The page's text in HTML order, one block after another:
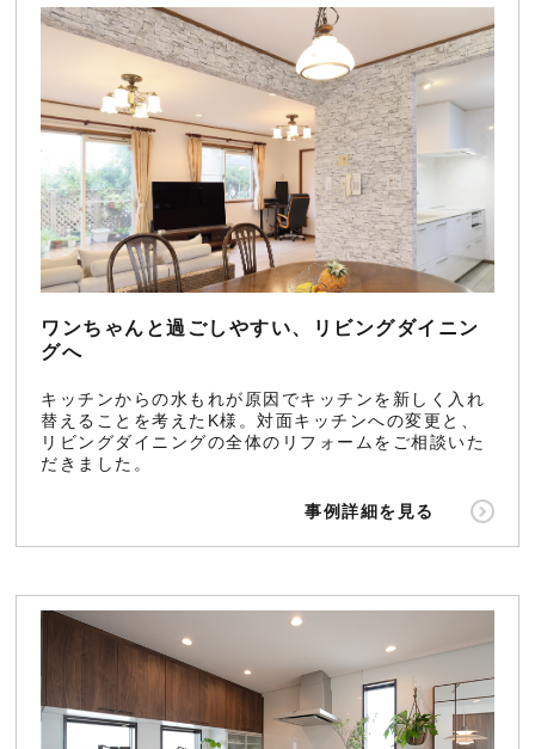
ワンちゃんと過ごしやすい、リビングダイニン
グへ
キッチンからの水もれが原因でキッチンを新しく入れ
替えることを考えたK様。対面キッチンへの変更と、
リビングダイニングの全体のリフォームをご相談いた
だきました。
事例詳細を見る